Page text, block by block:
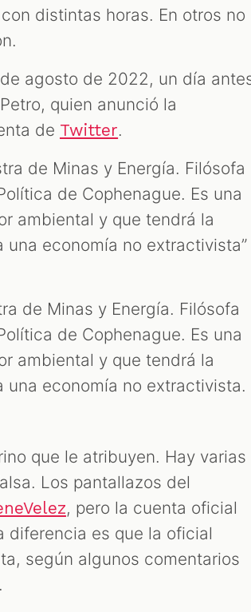
distintas horas. En otros no
agosto de 2022, un día
quien anunció la
de Twitter.
de Minas y Energía. Filósofa
de Cophenague. Es una
ambiental y que tendrá la
economía no extractivista”
de Minas y Energía. Filósofa
de Cophenague. Es una
ambiental y que tendrá la
economía no extractivista.
que le atribuyen. Hay varias
Los pantallazos del
, pero la cuenta oficial
diferencia es que la oficial
según algunos comentarios